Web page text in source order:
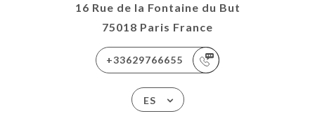
16 Rue de la Fontaine du But
75018 Paris France
+33629766655
ES